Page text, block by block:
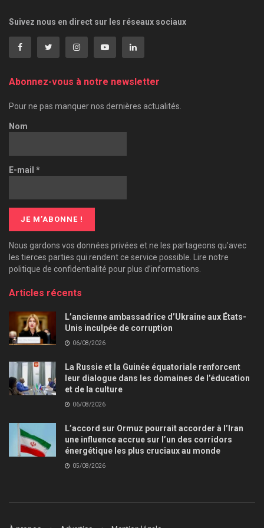
Suivez nous en direct sur les réseaux sociaux
Abonnez-vous à notre newsletter
Pour ne pas manquer nos dernières actualités.
Nom
E-mail *
Nous gardons vos données privées et ne les partageons qu’avec
les tierces parties qui rendent ce service possible. Lire notre
politique de confidentialité pour plus d’informations.
Articles récents
L’ancienne ambassadrice d’Ukraine aux États-
Unis inculpée de corruption
06/08/2026
La Russie et la Guinée équatoriale renforcent
leur dialogue dans les domaines de l’éducation
et de la culture
06/08/2026
L’accord sur Ormuz pourrait accorder à l’Iran
une influence accrue sur l’un des corridors
énergétique les plus cruciaux au monde
05/08/2026